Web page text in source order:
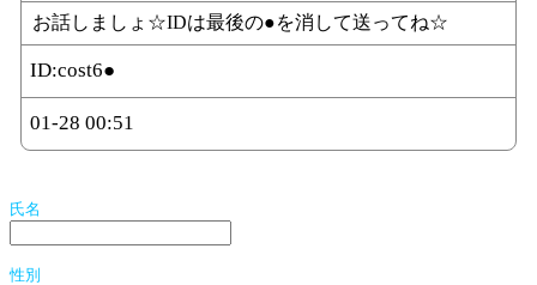
お話しましょ☆IDは最後の●を消して送ってね☆
ID:cost6●
01-28 00:51
氏名
性別